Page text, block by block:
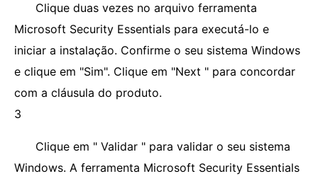
Clique duas vezes no arquivo ferramenta
Microsoft Security Essentials para executá-lo e
iniciar a instalação. Confirme o seu sistema Windows
e clique em "Sim". Clique em "Next " para concordar
com a cláusula do produto.
3
Clique em " Validar " para validar o seu sistema
Windows. A ferramenta Microsoft Security Essentials